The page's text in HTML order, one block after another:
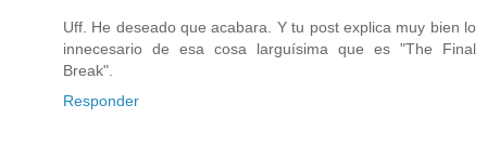
Uff. He deseado que acabara. Y tu post explica muy bien lo
innecesario de esa cosa larguísima que es "The Final
Break".
Responder